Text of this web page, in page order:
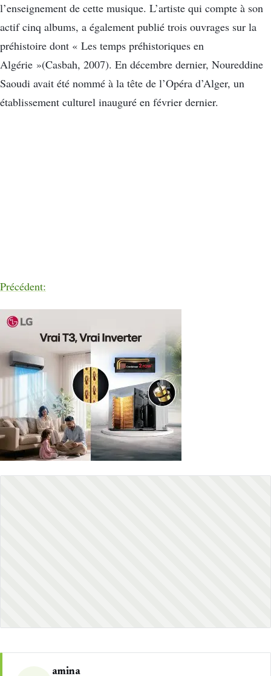
l’enseignement de cette musique. L’artiste qui compte à son
actif cinq albums, a également publié trois ouvrages sur la
préhistoire dont « Les temps préhistoriques en
Algérie »(Casbah, 2007). En décembre dernier, Noureddine
Saoudi avait été nommé à la tête de l’Opéra d’Alger, un
établissement culturel inauguré en février dernier.
Précédent:
amina